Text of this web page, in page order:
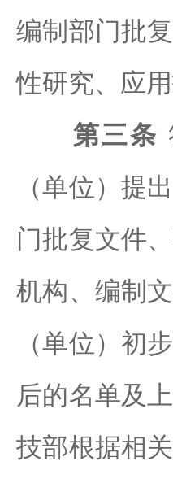
编制部门批
性研究、应
第三条
（单位）提
门批复文件
机构、编制
（单位）初
后的名单及
技部根据相